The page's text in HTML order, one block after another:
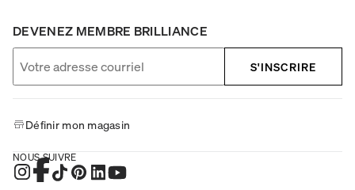
DEVENEZ MEMBRE BRILLIANCE
S'INSCRIRE
Définir mon magasin
NOUS SUIVRE